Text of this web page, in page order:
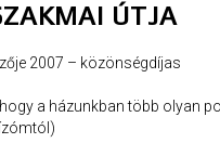
ÚTJA
2007 – közönségdíjas
a házunkban több olyan